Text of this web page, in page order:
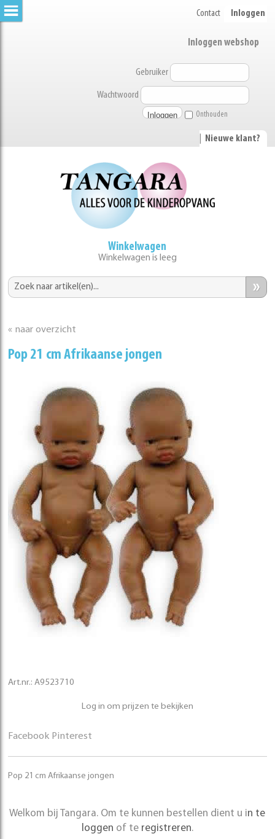
Contact Inloggen
Inloggen webshop
Gebruiker
Wachtwoord
Onthouden
Nieuwe klant?
Winkelwagen
Winkelwagen is leeg
»
« naar overzicht
Pop 21 cm Afrikaanse jongen
Art.nr.: A9523710
Log in om prijzen te bekijken
Facebook Pinterest
Pop 21 cm Afrikaanse jongen
Welkom bij Tangara. Om te kunnen bestellen dient u in te
loggen of te registreren.